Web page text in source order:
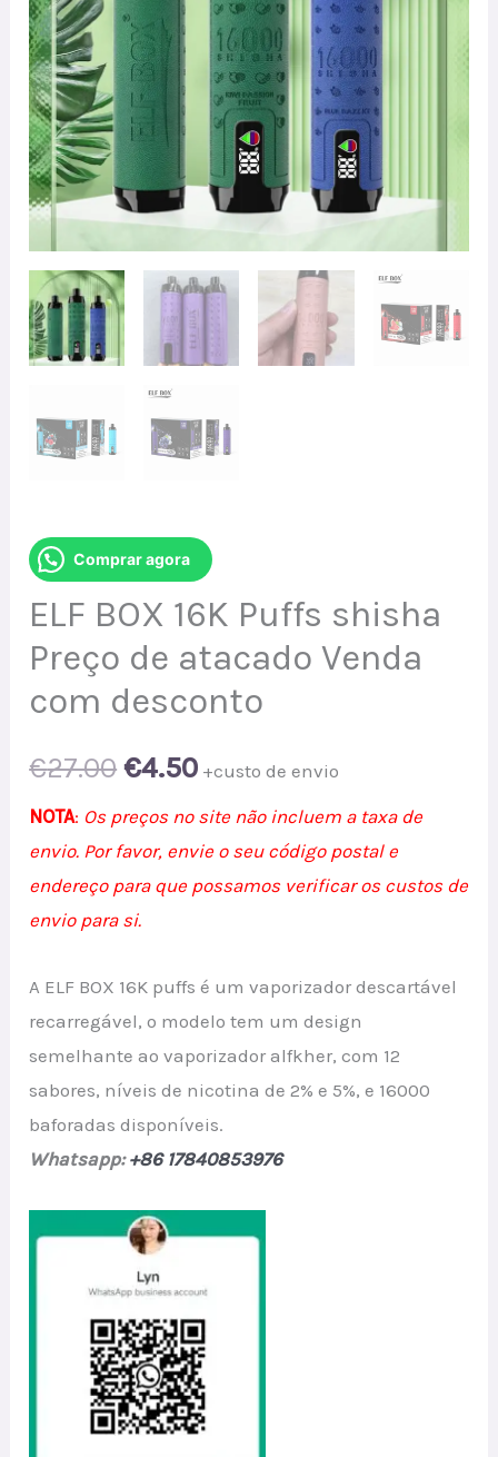
Comprar agora
ELF BOX 16K Puffs shisha
Preço de atacado Venda
com desconto
€27.00 Original
price
was:
€27.00.
€4.50Current
price
+custo de envio
NOTA: Os preços no site não incluem a taxa de
envio. Por favor, envie o seu código postal e
endereço para que possamos verificar os custos de
envio para si.
A ELF BOX 16K puffs é um vaporizador descartável
recarregável, o modelo tem um design
semelhante ao vaporizador alfkher, com 12
sabores, níveis de nicotina de 2% e 5%, e 16000
baforadas disponíveis.
Whatsapp:+86 17840853976